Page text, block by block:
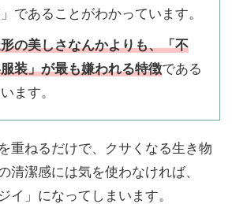
であることがわかっています。
の美しさなんかよりも、「不
装」が最も嫌われる特徴である
ます。
重ねるだけで、クサくなる生き物
清潔感には気を使わなければ、
イ」になってしまいます。